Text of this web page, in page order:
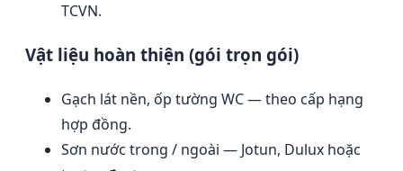
TCVN.
Vật liệu hoàn thiện (gói trọn gói)
Gạch lát nền, ốp tường WC — theo cấp hạng
hợp đồng.
Sơn nước trong / ngoài — Jotun, Dulux hoặc